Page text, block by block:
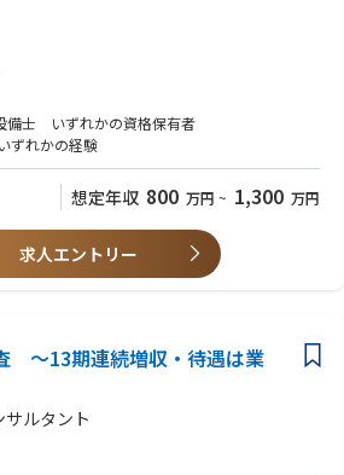
定
ど
が7割程度となります。
子を準備しておりますので、選考時にお渡し
備士 いずれかの資格保有者
ずれかの経験
想定年収 800 万円 ~ 1,300 万円
求人エントリー
～13期連続増収・待遇は業
ルタント